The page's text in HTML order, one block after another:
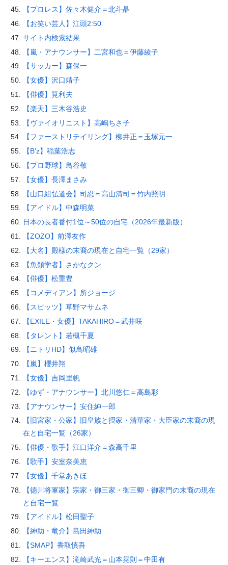
【プロレス】佐々木健介＝北斗晶
【お笑い芸人】江頭2:50
サイト内検索結果
【嵐・アナウンサー】二宮和也＝伊藤綾子
【サッカー】森保一
【女優】沢口靖子
【俳優】筧利夫
【楽天】三木谷浩史
【ヴァイオリニスト】高嶋ちさ子
【ファーストリテイリング】柳井正＝玉塚元一
【B’z】稲葉浩志
【プロ野球】鳥谷敬
【女優】長澤まさみ
【山口組弘道会】司忍＝高山清司＝竹内照明
【アイドル】中森明菜
日本の長者番付1位～50位の自宅（2026年最新版）
【ZOZO】前澤友作
【大名】殿様の末裔の現在と自宅一覧（29家）
【魚類学者】さかなクン
【俳優】松重豊
【コメディアン】所ジョージ
【スピッツ】草野マサムネ
【EXILE・女優】TAKAHIRO＝武井咲
【タレント】若槻千夏
【ニトリHD】似鳥昭雄
【嵐】櫻井翔
【女優】吉岡里帆
【ゆず・アナウンサー】北川悠仁＝高島彩
【アナウンサー】安住紳一郎
【旧宮家・公家】旧皇族と摂家・清華家・大臣家の末裔の現
在と自宅一覧（26家）
【俳優・歌手】江口洋介＝森高千里
【歌手】安室奈美恵
【女優】千堂あきほ
【徳川将軍家】宗家・御三家・御三卿・御家門の末裔の現在
と自宅一覧
【アイドル】松田聖子
【紳助・竜介】島田紳助
【SMAP】香取慎吾
【キーエンス】滝崎武光＝山本晃則＝中田有